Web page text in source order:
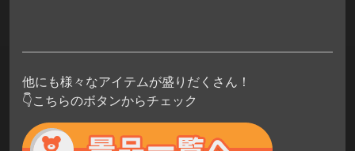
他にも様々なアイテムが盛りだくさん！
👇こちらのボタンからチェック